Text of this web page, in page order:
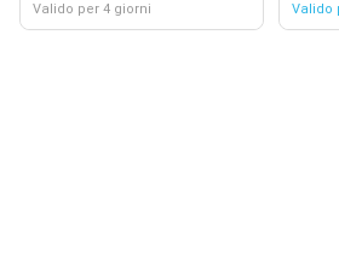
Valido per 4 giorni Valido